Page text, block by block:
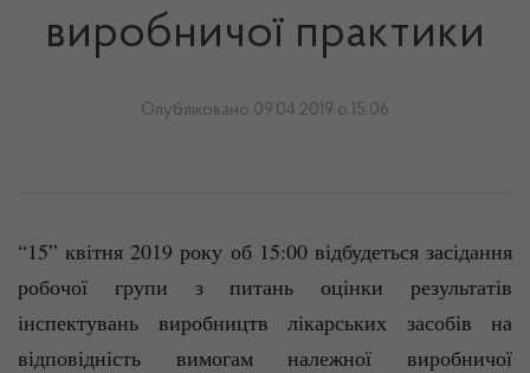
виробничої практики
Опубліковано 09.04.2019 о 15:06
“15” квітня 2019 року об 15:00 відбудеться засідання
робочої групи з питань оцінки результатів
інспектувань виробництв лікарських засобів на
відповідність вимогам належної виробничої